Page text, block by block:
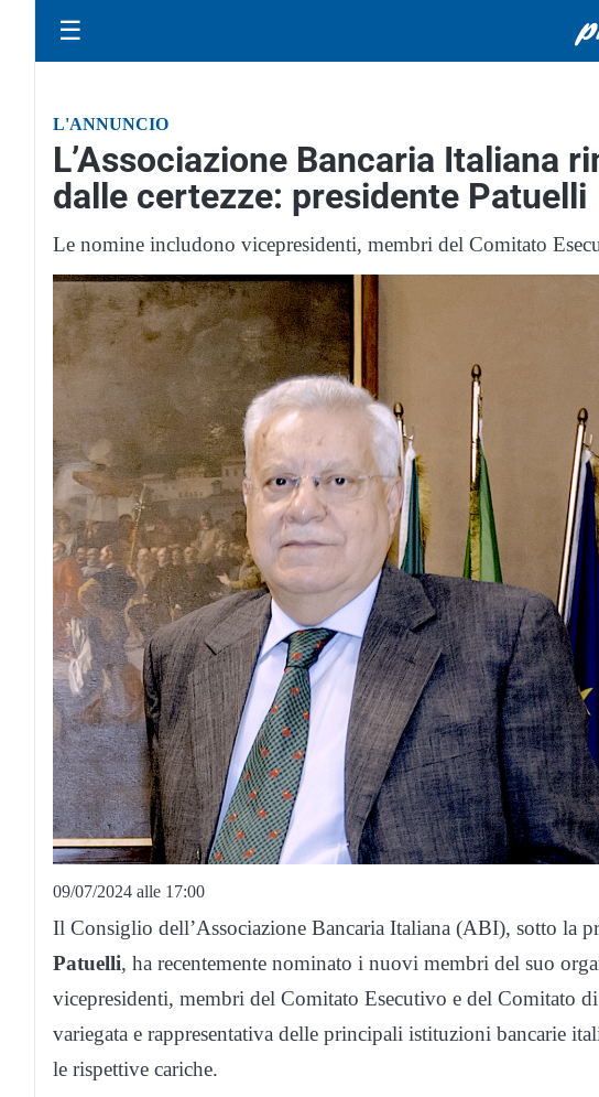
☰
L'ANNUNCIO
L’Associazione Bancaria Italiana
dalle certezze: presidente Patuelli
Le nomine includono vicepresidenti, membri del Comitato
09/07/2024 alle 17:00
Il Consiglio dell’Associazione Bancaria Italiana (ABI), sotto la
Patuelli, ha recentemente nominato i nuovi membri del suo
vicepresidenti, membri del Comitato Esecutivo e del Comitato
variegata e rappresentativa delle principali istituzioni bancarie
le rispettive cariche.